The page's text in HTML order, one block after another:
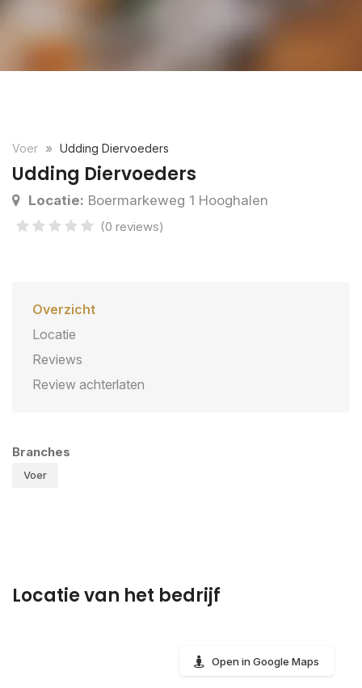
Voer Udding Diervoeders
Udding Diervoeders
Locatie: Boermarkeweg 1 Hooghalen
(0 reviews)
Overzicht
Locatie
Reviews
Review achterlaten
Branches
Voer
Locatie van het bedrijf
Open in Google Maps